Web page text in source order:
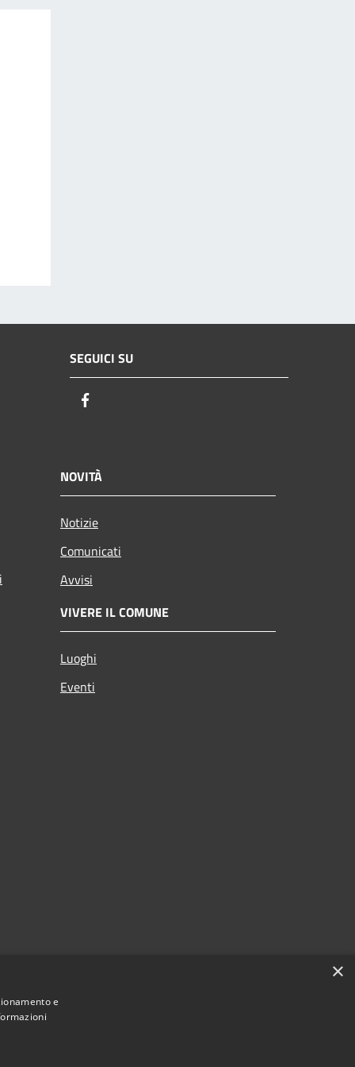
SEGUICI SU
NOVITÀ
Notizie
Comunicati
Avvisi
VIVERE IL COMUNE
Luoghi
Eventi
×
e